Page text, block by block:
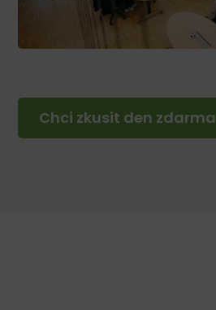
Chci zkusit den zdarma